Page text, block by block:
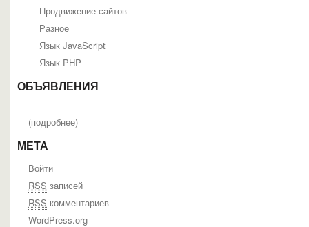
Продвижение сайтов
Разное
Язык JavaScript
Язык PHP
ОБЪЯВЛЕНИЯ
(подробнее)
МЕТА
Войти
RSS записей
RSS комментариев
WordPress.org